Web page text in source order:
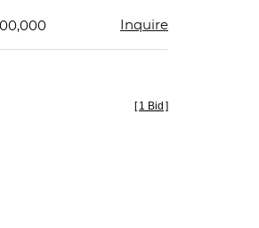
Inquire
[ 1 Bid ]